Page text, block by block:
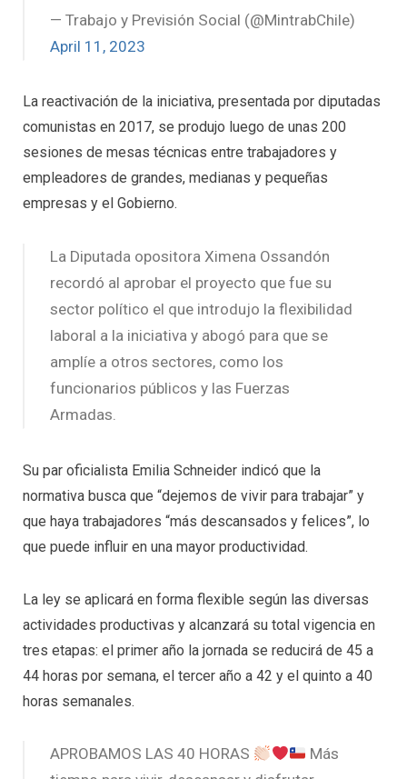
— Trabajo y Previsión Social (@MintrabChile)
April 11, 2023
La reactivación de la iniciativa, presentada por diputadas
comunistas en 2017, se produjo luego de unas 200
sesiones de mesas técnicas entre trabajadores y
empleadores de grandes, medianas y pequeñas
empresas y el Gobierno.
La Diputada opositora Ximena Ossandón
recordó al aprobar el proyecto que fue su
sector político el que introdujo la flexibilidad
laboral a la iniciativa y abogó para que se
amplíe a otros sectores, como los
funcionarios públicos y las Fuerzas
Armadas.
Su par oficialista Emilia Schneider indicó que la
normativa busca que “dejemos de vivir para trabajar” y
que haya trabajadores “más descansados y felices”, lo
que puede influir en una mayor productividad.
La ley se aplicará en forma flexible según las diversas
actividades productivas y alcanzará su total vigencia en
tres etapas: el primer año la jornada se reducirá de 45 a
44 horas por semana, el tercer año a 42 y el quinto a 40
horas semanales.
APROBAMOS LAS 40 HORAS
Más